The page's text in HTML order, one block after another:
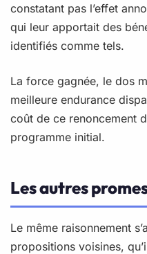
constatant pas l’effet
qui leur apportait des
identifiés comme tels.
La force gagnée, le dos
meilleure endurance
coût de ce renoncement
programme initial.
Les autres
Le même raisonnement
propositions voisines,